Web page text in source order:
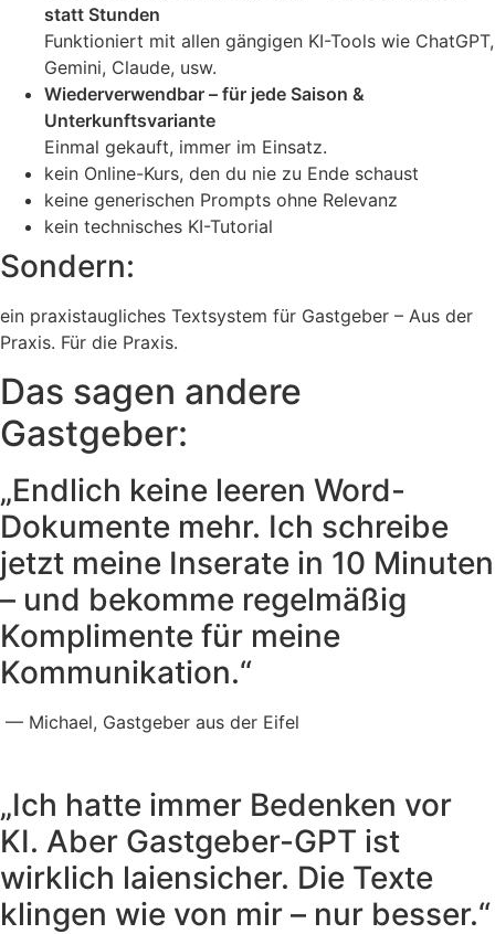
statt Stunden
Funktioniert mit allen gängigen KI-Tools wie ChatGPT,
Gemini, Claude, usw.
Wiederverwendbar – für jede Saison &
Unterkunftsvariante
Einmal gekauft, immer im Einsatz.
kein Online-Kurs, den du nie zu Ende schaust
keine generischen Prompts ohne Relevanz
kein technisches KI-Tutorial
Sondern:
ein praxistaugliches Textsystem für Gastgeber – Aus der
Praxis. Für die Praxis.
Das sagen andere
Gastgeber:
„Endlich keine leeren Word-
Dokumente mehr. Ich schreibe
jetzt meine Inserate in 10 Minuten
– und bekomme regelmäßig
Komplimente für meine
Kommunikation.“
— Michael, Gastgeber aus der Eifel
„Ich hatte immer Bedenken vor
KI. Aber Gastgeber-GPT ist
wirklich laiensicher. Die Texte
klingen wie von mir – nur besser.“